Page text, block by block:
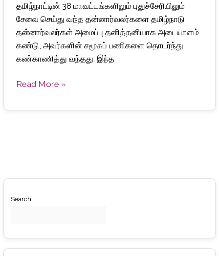
தமிழ்நாட்டின் 38 மாவட்டங்களிலும் புதுச்சேரியிலும்
சேவை செய்து வந்த தன்னார்வலர்களை தமிழ்நாடு
தன்னார்வலர்கள் அமைப்பு தனித்தனியாக அடையாளம்
கண்டு, அவர்களின் சமூகப் பணிகளை தொடர்ந்து
கண்காணித்து வந்தது. இந்த
Read More »
Search